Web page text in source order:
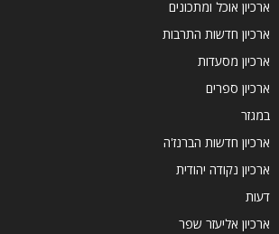
ארכיון אוכל ומתכונים
ארכיון חדשות התרבות
ארכיון מסעדות
ארכיון ספרים
במגזר
ארכיון חדשות הברנז'ה
ארכיון נקודה יהודית
דעות
ארכיון אליעזר שפר